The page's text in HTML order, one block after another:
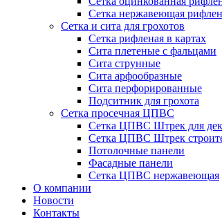
Сетка нержавеющая
Сетка и сита для грохотов
Сетка рифленая в картах
Сита плетеные с фальцами
Сита струнные
Сита арфообразные
Сита перфорированные
Подситник для грохота
Сетка просечная ЦПВС
Сетка ЦПВС Штрек для
Сетка ЦПВС Штрек
Потолочные панели
Фасадные панели
Сетка ЦПВС нержавеющая
О компании
Новости
Контакты